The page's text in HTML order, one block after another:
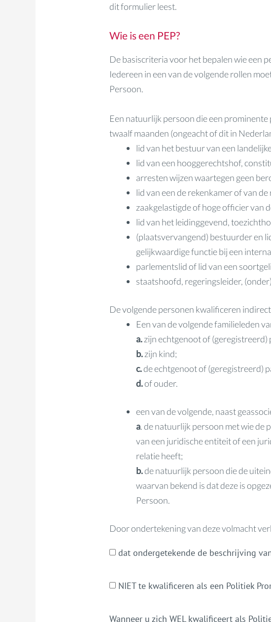
dit formulier leest.
Wie is een PEP?
De basiscriteria voor het bepalen wie een
Iedereen in een van de volgende rollen
Persoon.
Een natuurlijk persoon die een
twaalf maanden (ongeacht of dit in
lid van het bestuur van een
lid van een hooggerechtshof,
arresten wijzen waartegen geen
lid van een de rekenkamer of van
zaakgelastigde of hoge officier van
lid van het leidinggevend,
(plaatsvervangend) bestuurder en
gelijkwaardige functie bij een
parlementslid of lid van een
staatshoofd, regeringsleider,
De volgende personen kwalificeren
Een van de volgende familieleden
a.zijn echtgenoot of (geregistreerd)
b.zijn kind;
c.de echtgenoot of (geregistreerd)
d.of ouder.
een van de volgende, naast
a. de natuurlijk persoon met wie de
van een juridische entiteit of een
relatie heeft;
b.de natuurlijk persoon die de
waarvan bekend is dat deze is
Persoon.
Door ondertekening van deze volmacht
dat ondergetekende de beschrijving
NIET te kwalificeren als een Politiek
Wanneer u zich WEL kwalificeert als